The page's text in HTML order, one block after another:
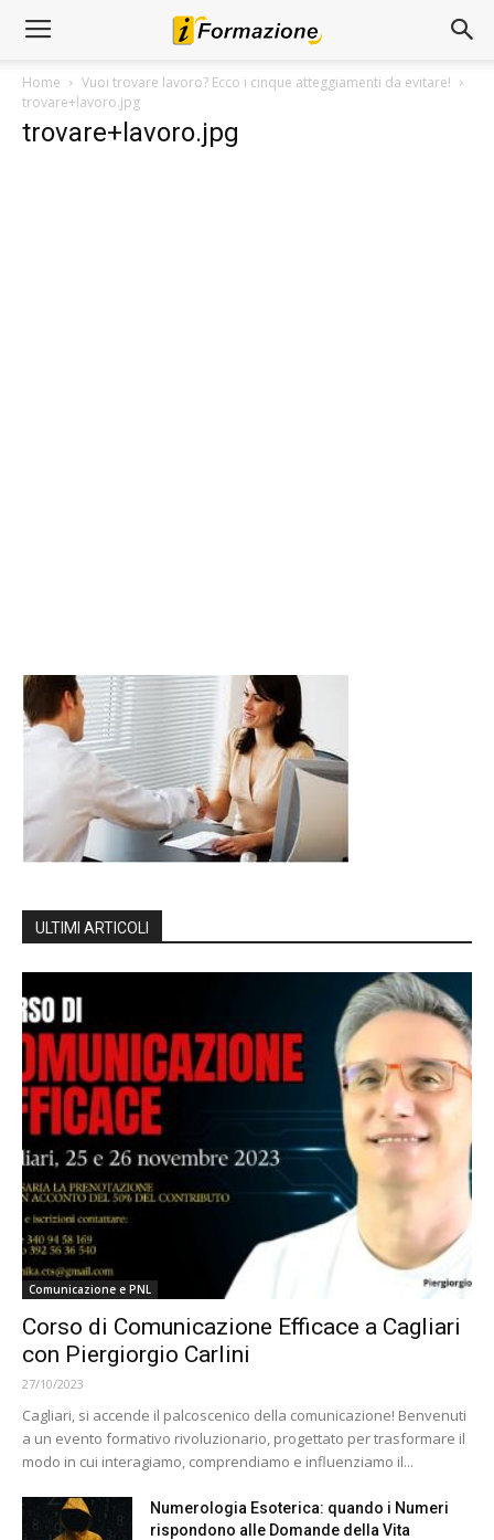
Home
Vuoi trovare lavoro? Ecco i cinque atteggiamenti da evitare!
trovare+lavoro.jpg
trovare+lavoro.jpg
ULTIMI ARTICOLI
Comunicazione e PNL
Corso di Comunicazione Efficace a Cagliari
con Piergiorgio Carlini
27/10/2023
Cagliari, si accende il palcoscenico della comunicazione! Benvenuti
a un evento formativo rivoluzionario, progettato per trasformare il
modo in cui interagiamo, comprendiamo e influenziamo il...
Numerologia Esoterica: quando i Numeri
rispondono alle Domande della Vita